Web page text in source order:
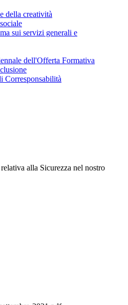
della creatività
sui servizi generali e
dell'Offerta Formativa
Corresponsabilità
alla Sicurezza nel nostro